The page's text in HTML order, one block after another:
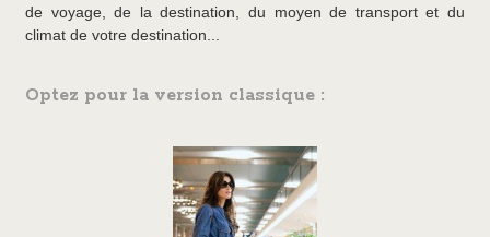
de voyage, de la destination, du moyen de transport et du
climat de votre destination...
Optez pour la version classique :